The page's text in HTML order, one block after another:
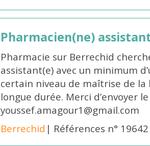
Pharmacien(ne)
Pharmacie sur Berrechid
assistant(e) avec un minimum
certain niveau de maîtrise de
longue durée. Merci d’envoyer
youssef.amagour1@gmail.com
Berrechid | Références n° 19642